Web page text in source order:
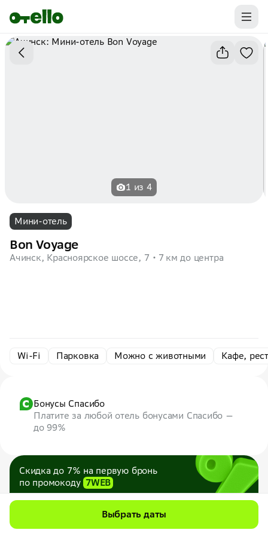
Промокоды на первую бронь уже ваши.
Забирайте выгоду
1 из 4
Мини-отель
Bon Voyage
Ачинск, Красноярское шоссе, 7 7 км до центра
Wi-Fi Парковка Можно с животными Кафе,
Бонусы Спасибо
Платите за любой отель бонусами Спасибо —
до 99%
Скидка до 7% на первую бронь
по промокоду 7WEB
Максимум — 1000 ₽
Выбрать даты